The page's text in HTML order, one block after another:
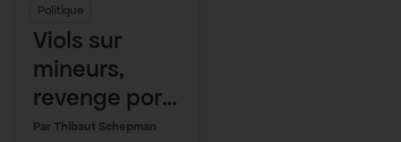
Politique
Viols sur
mineurs,
revenge porn,
proxénétisme
Thibaut Schepman